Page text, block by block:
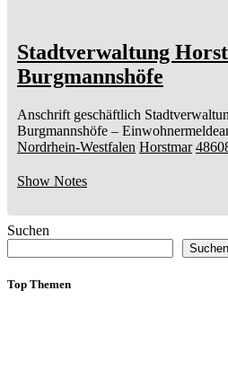
Stadtverwaltung
Burgmannshöfe
Anschrift geschäftlich
Burgmannshöfe –
Nordrhein-Westfalen Horstmar
Show Notes
Suchen
Suchen
Top Themen